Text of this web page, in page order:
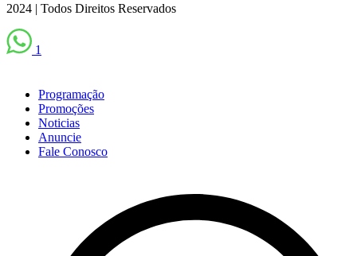
2024 | Todos Direitos Reservados
1
Programação
Promoções
Noticias
Anuncie
Fale Conosco